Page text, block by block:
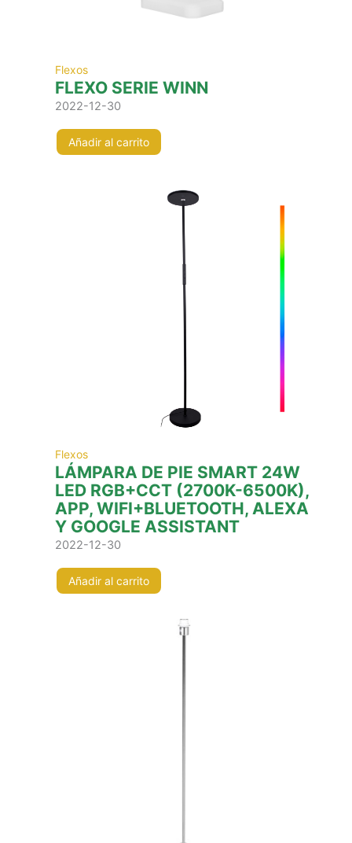
Flexos
FLEXO SERIE WINN
2022-12-30
Añadir al carrito
Flexos
LÁMPARA DE PIE SMART 24W
LED RGB+CCT (2700K-6500K),
APP, WIFI+BLUETOOTH, ALEXA
Y GOOGLE ASSISTANT
2022-12-30
Añadir al carrito